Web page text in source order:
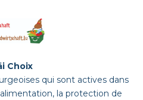
Choix
qui sont actives dans
la protection de